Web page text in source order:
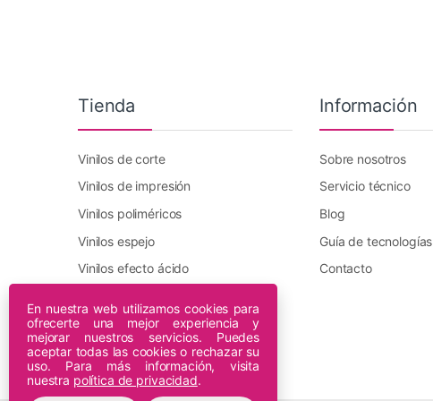
Tienda
Vinilos de corte
Vinilos de impresión
Vinilos poliméricos
Vinilos espejo
Vinilos efecto ácido
Plotters DTF Innuro
Plotters de impresión
Información
Sobre nosotros
Servicio técnico
Blog
Guía de tecnologías
Contacto
En nuestra web utilizamos cookies para
ofrecerte una mejor experiencia y
mejorar nuestros servicios. Puedes
aceptar todas las cookies o rechazar su
uso. Para más información, visita
nuestra política de privacidad.